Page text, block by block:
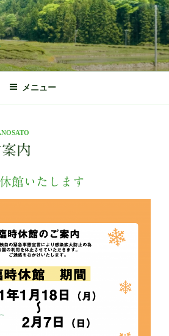
園 公式ホームページ
久慈茶の体験施設
メニュー
内
館いたします